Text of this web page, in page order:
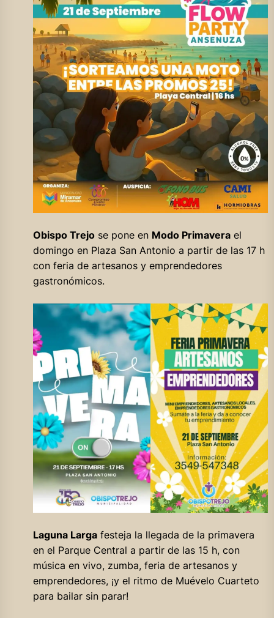
Obispo Trejose pone en Modo Primaverael
domingo en Plaza San Antonio a partir de las 17 h
con feria de artesanos y emprendedores
gastronómicos.
Laguna Largafesteja la llegada de la primavera
en el Parque Central a partir de las 15 h, con
música en vivo, zumba, feria de artesanos y
emprendedores, ¡y el ritmo de Muévelo Cuarteto
para bailar sin parar!